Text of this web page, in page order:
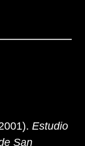
Estudio
San